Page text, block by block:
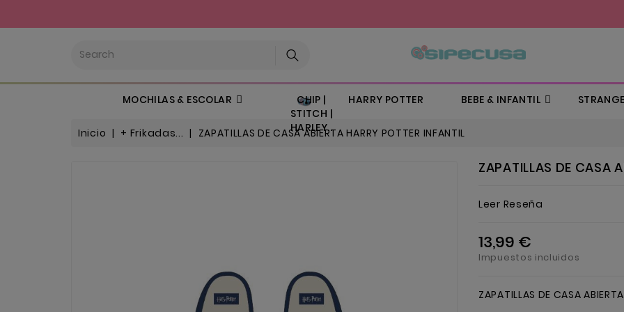
MOCHILAS & ESCOLAR
CHIP |
STITCH |
HARLEY..
HARRY POTTER BEBE & INFANTIL
Inicio + Frikadas... ZAPATILLAS DE CASA ABIERTA HARRY POTTER INFANTIL
ZAPATILLAS DE CASA
Leer Reseña
13,99 €
Impuestos incluidos
ZAPATILLAS DE CASA